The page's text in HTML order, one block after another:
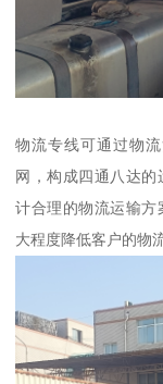
物流专线可通过物
网，构成四通八达
计合理的物流运输方
大程度降低客户的物